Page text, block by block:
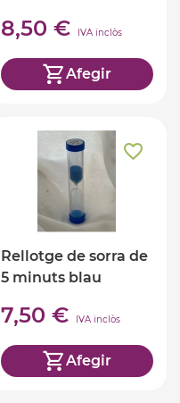
8,50 € IVA inclòs
Afegir
Rellotge de sorra de
5 minuts blau
7,50 € IVA inclòs
Afegir